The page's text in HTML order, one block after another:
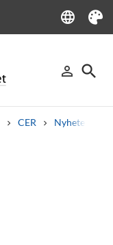
language
Language
Tema
person_outline
Logga in
search
Sök
CER Nyheter från